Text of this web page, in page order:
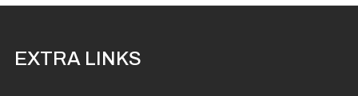
EXTRA LINKS